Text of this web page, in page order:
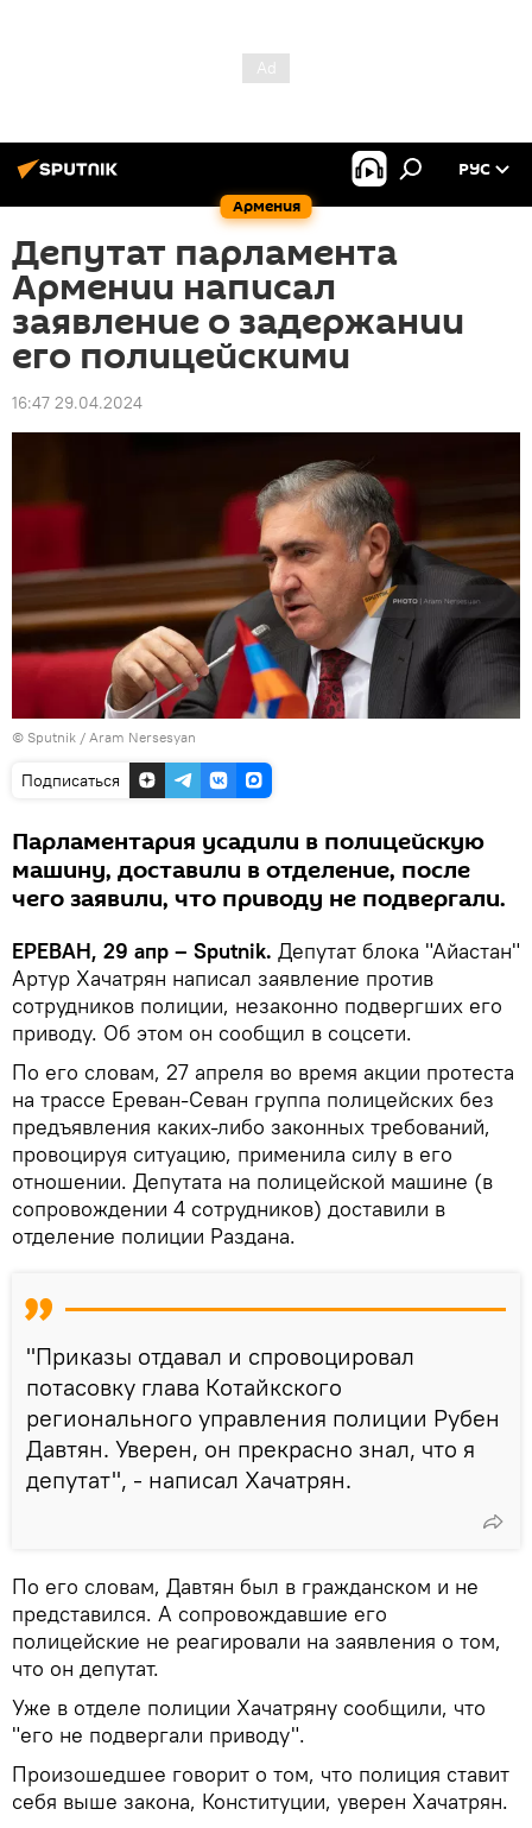
Армения
РУС
Депутат парламента
Армении написал
заявление о задержании
его полицейскими
16:47 29.04.2024
© Sputnik / Aram Nersesyan
Подписаться
Парламентария усадили в полицейскую
машину, доставили в отделение, после
чего заявили, что приводу не подвергали.
ЕРЕВАН, 29 апр – Sputnik. Депутат блока "Айастан"
Артур Хачатрян написал заявление против
сотрудников полиции, незаконно подвергших его
приводу. Об этом он сообщил в соцсети.
По его словам, 27 апреля во время акции протеста
на трассе Ереван-Севан группа полицейских без
предъявления каких-либо законных требований,
провоцируя ситуацию, применила силу в его
отношении. Депутата на полицейской машине (в
сопровождении 4 сотрудников) доставили в
отделение полиции Раздана.
"Приказы отдавал и спровоцировал
потасовку глава Котайкского
регионального управления полиции Рубен
Давтян. Уверен, он прекрасно знал, что я
депутат", - написал Хачатрян.
По его словам, Давтян был в гражданском и не
представился. А сопровождавшие его
полицейские не реагировали на заявления о том,
что он депутат.
Уже в отделе полиции Хачатряну сообщили, что
"его не подвергали приводу".
Произошедшее говорит о том, что полиция ставит
себя выше закона, Конституции, уверен Хачатрян.